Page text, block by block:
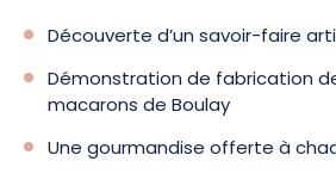
Découverte d’un savoir-faire
Démonstration de fabrication
macarons de Boulay
Une gourmandise offerte à